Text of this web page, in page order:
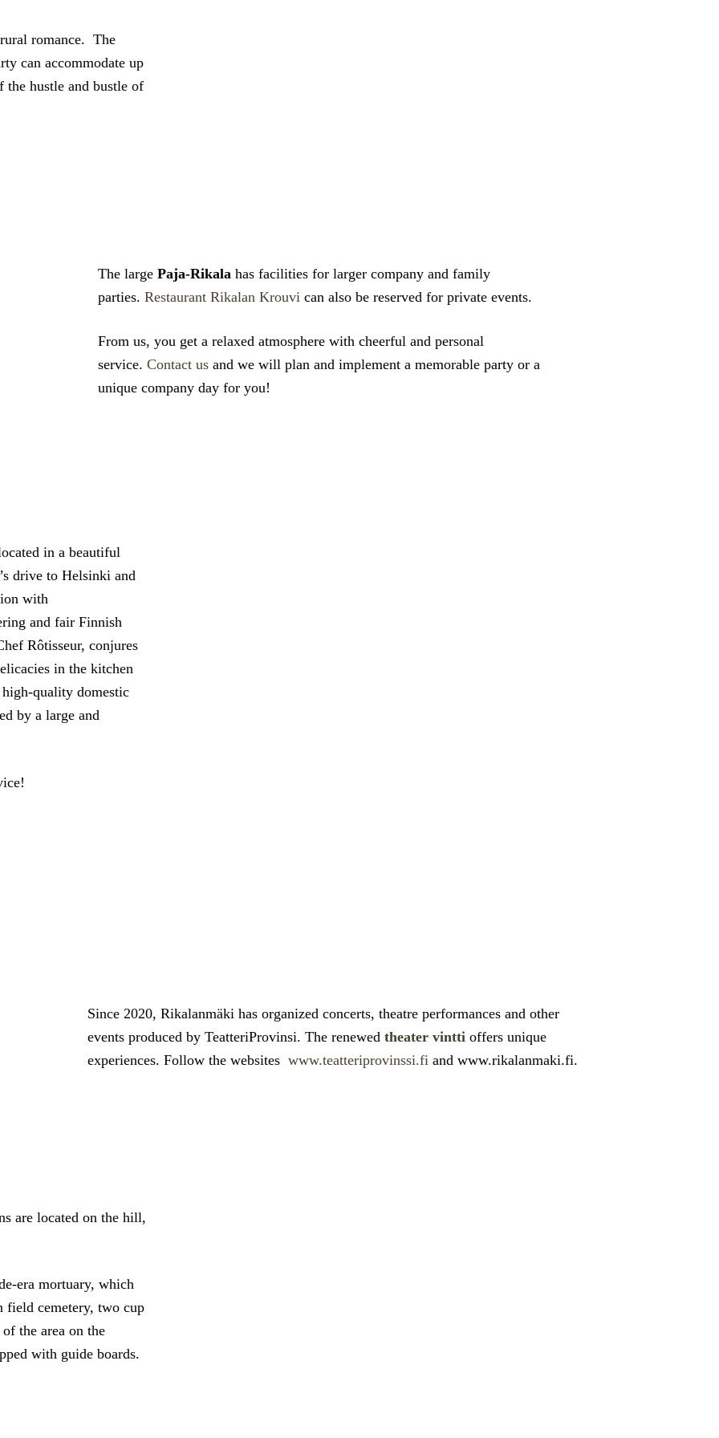
romance. The
can accommodate up
hustle and bustle of
The large Paja-Rikala has facilities for larger company and family
parties. Restaurant Rikalan Krouvi can also be reserved for private events.
From us, you get a relaxed atmosphere with cheerful and personal
service. Contact us and we will plan and implement a memorable party or a
unique company day for you!
in a beautiful
drive to Helsinki and
with
and fair Finnish
Rôtisseur, conjures
in the kitchen
quality domestic
by a large and
Since 2020, Rikalanmäki has organized concerts, theatre performances and other
events produced by TeatteriProvinsi. The renewedtheater vintti offers unique
experiences. Follow the websiteswww.teatteriprovinssi.fi and www.rikalanmaki.fi.
are located on the hill,
era mortuary, which
field cemetery, two cup
the area on the
with guide boards.